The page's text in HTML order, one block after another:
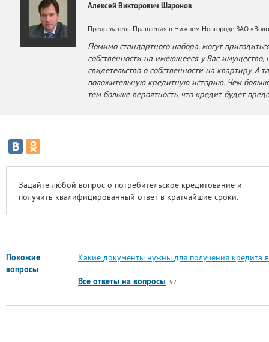
Алексей Викторович Шаронов
Председатель Правления в Нижнем Новгороде ЗАО
Помимо стандартного набора, могут
собственности на имеющееся у Вас
свидетельство о собственности на квартиру.
положительную кредитную историю. Чем
тем больше вероятность, что кредит будет
Задайте любой вопрос о потребительское кредитование и
получить квалифицированный ответ в кратчайшие сроки.
Похожие
вопросы
Какие документы нужны для получения кредита
Все ответы на вопросы 92